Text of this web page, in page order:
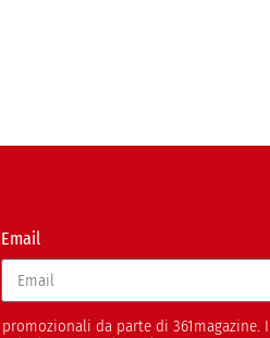
Email
da parte di 361magazine.